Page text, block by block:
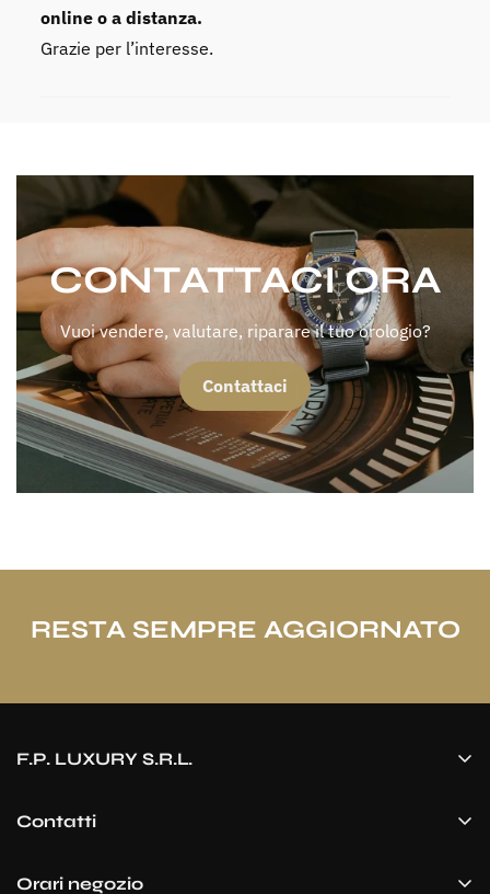
online o a distanza.
Grazie per l’interesse.
CONTATTACI ORA
Vuoi vendere, valutare, riparare il tuo orologio?
Contattaci
RESTA SEMPRE AGGIORNATO
F.P. LUXURY S.R.L.
Piazza Libertà, 15 – 21047 Saronno
privacy Policy -
Contatti
Orari negozio